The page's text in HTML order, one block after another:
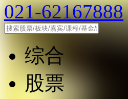
021-62167888
综合
股票